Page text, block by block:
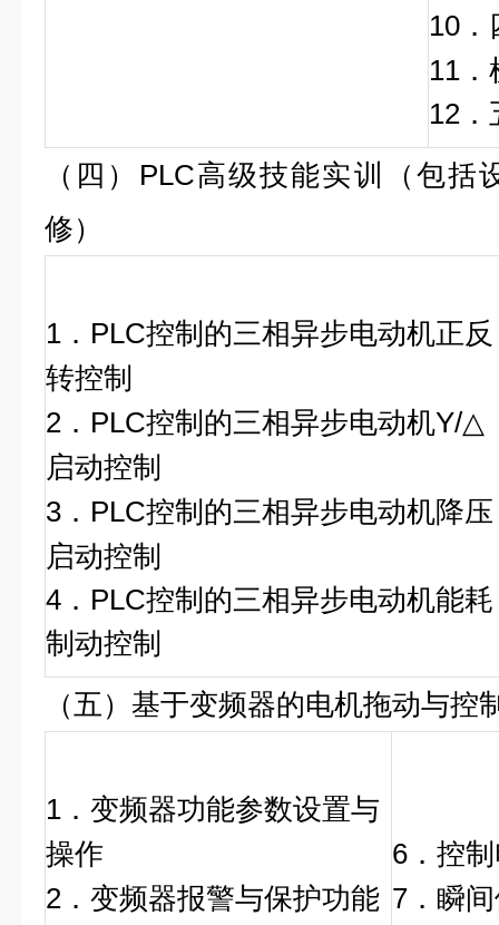
10．
11．
12．
（四）PLC高级技能实训（包
修）
1．PLC控制的三相异步电动机正反
转控制
2．PLC控制的三相异步电动机Y/△
启动控制
3．PLC控制的三相异步电动机降压
启动控制
4．PLC控制的三相异步电动机能耗
制动控制
（五）基于变频器的电机拖动与控
1．变频器功能参数设置与
操作
2．变频器报警与保护功能
6．控
7．瞬